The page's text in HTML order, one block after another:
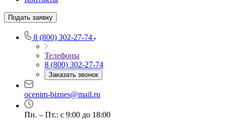
Подать заявку
8 (800) 302-27-74
Телефоны
8 (800) 302-27-74
Заказать звонок
ocenim-biznes@mail.ru
Пн. – Пт.: с 9:00 до 18:00
Выберите ваш город